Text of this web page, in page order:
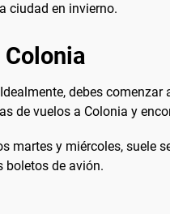
ciudad en invierno.
debes
de vuelos a Colonia y
y miércoles, suele
boletos de avión.